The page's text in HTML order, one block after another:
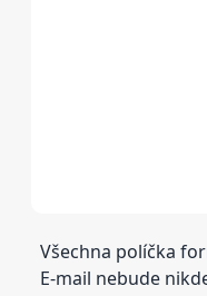
Všechna políčka
E-mail nebude